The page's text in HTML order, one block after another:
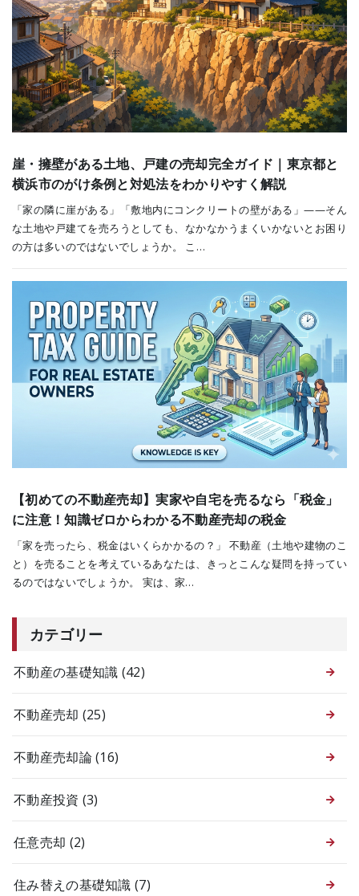
崖・擁壁がある土地、戸建の売却完全ガイド｜東京都と
横浜市のがけ条例と対処法をわかりやすく解説
「家の隣に崖がある」「敷地内にコンクリートの壁がある」——そん
な土地や戸建てを売ろうとしても、なかなかうまくいかないとお困り
の方は多いのではないでしょうか。 こ…
【初めての不動産売却】実家や自宅を売るなら「税金」
に注意！知識ゼロからわかる不動産売却の税金
「家を売ったら、税金はいくらかかるの？」 不動産（土地や建物のこ
と）を売ることを考えているあなたは、きっとこんな疑問を持ってい
るのではないでしょうか。 実は、家…
カテゴリー
不動産の基礎知識 (42)
不動産売却 (25)
不動産売却論(16)
不動産投資 (3)
任意売却 (2)
住み替えの基礎知識(7)